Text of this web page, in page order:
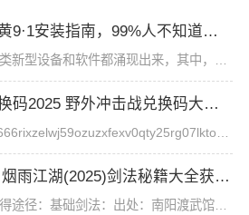
手慢无！九幺黄9·1安装指南，99%人不知道的操作技巧！
随着技术的不断发展，各类新型设备和软件都涌现出来，其中，九幺黄9·1的安装方法逐渐成为了许多用户关注的焦点。你是否也对这款软件感到好奇，想知道如何顺利安装并快速使用？如果你也是这部分群体的成员，那么今
野外冲击战兑换码2025 野外冲击战兑换码大全(真实有效)
野外冲击战兑换码：svip666rixzelwj59ozuzxfexv0qty25rg07lktorm12mog兑换方式：1、首先玩家需要先完成一场游戏对局，才能进入游戏大厅，然后点击左上角的头像。2
烟雨江湖剑法 烟雨江湖(2025)剑法秘籍大全获得途径
烟雨江湖剑法秘籍大全获得途径：基础剑法：出处：南阳渡武馆品阶：基础武学描述：基础剑法历来是初入江湖的侠士们都会修炼的一套入门剑法，虽然威力不强但胜在简单易学，毫不花哨。第十重(攻击120 招架120)